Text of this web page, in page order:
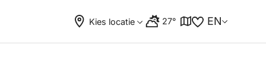
Kies locatie 27° EN